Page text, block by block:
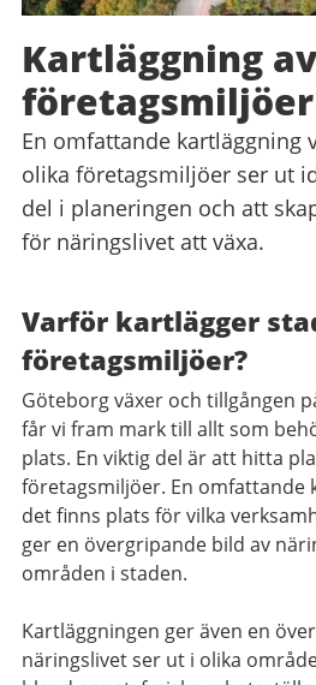
Kartläggning av
företagsmiljöer
En omfattande kartläggning
olika företagsmiljöer ser ut
del i planeringen och att
för näringslivet att växa.
Varför kartlägger
företagsmiljöer?
Göteborg växer och tillgången
får vi fram mark till allt som
plats. En viktig del är att hitta
företagsmiljöer. En omfattande
det finns plats för vilka
ger en övergripande bild av
områden i staden.
Kartläggningen ger även en
näringslivet ser ut i olika